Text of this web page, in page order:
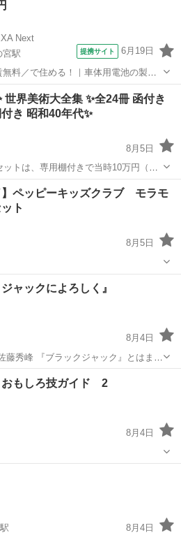
Next
宮駅
提携サイト 6月19日
料／で住める！｜車体用電池の製造
年間休日130日】！ 人気の工場
検
その他
世界美術大全集 ✨全24冊 函付き
き 昭和40年代✨
8月5日
トは、専用棚付きで当時10万円（現
本 ❗️ 函付き・専用棚付き・昭和40年
によるヤケやシミ、スレは多少は見ら
】ペッピーキッズクラブ モラモ
ト
8月5日
語学、辞書 モラモラ
ジャックによろしく』
8月4日
ク』とはまた
ますのでお間違えなく。 ✅必ずプロフをお読みください。
もしろ技ガイド 2
8月4日
8月4日